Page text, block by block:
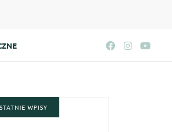
WPISY